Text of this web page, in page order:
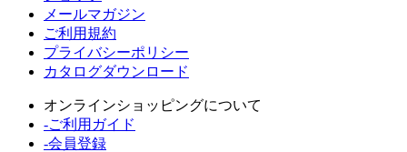
メールマガジン
ご利用規約
プライバシーポリシー
カタログダウンロード
オンラインショッピングについて
-ご利用ガイド
-会員登録